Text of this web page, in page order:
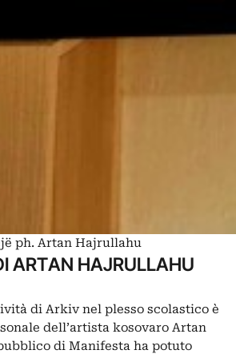
ph. Artan Hajrullahu
ARTAN HAJRULLAHU
di Arkiv nel plesso scolastico è
dell’artista kosovaro Artan
di Manifesta ha potuto